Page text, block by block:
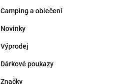
Camping a oblečení
Novinky
Výprodej
Dárkové poukazy
Značky